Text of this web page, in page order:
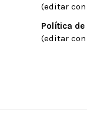
(editar
Política
(editar